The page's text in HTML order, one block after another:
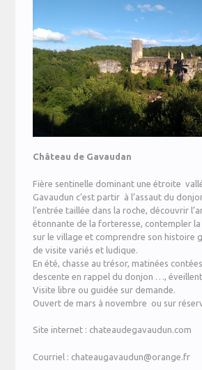
Château de Gavaudan
Fière sentinelle dominant une étroite
Gavaudun c’est partir à l’assaut du
l’entrée taillée dans la roche, découvrir
étonnante de la forteresse, contempler
sur le village et comprendre son histoire
de visite variés et ludique.
En été, chasse au trésor, matinées
descente en rappel du donjon …,
Visite libre ou guidée sur demande.
Ouvert de mars à novembre ou sur
Site internet : chateaudegavaudun.com
Courriel : chateaugavaudun@orange.fr